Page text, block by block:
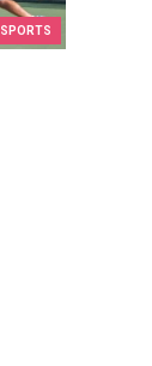
SPORTS